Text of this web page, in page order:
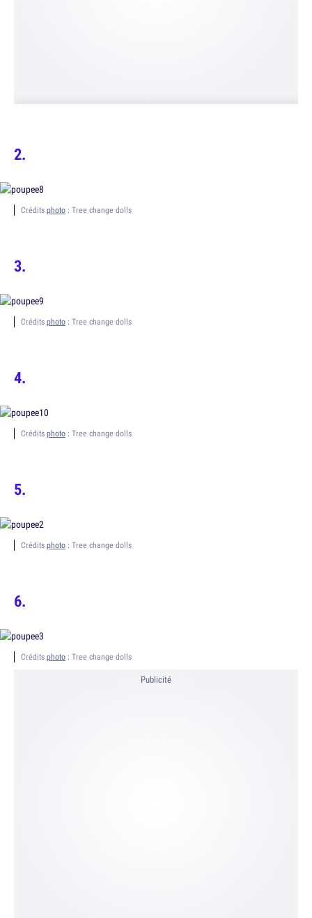
Crédits photo : Tree change dolls
Crédits photo : Tree change dolls
Crédits photo : Tree change dolls
Crédits photo : Tree change dolls
Crédits photo : Tree change dolls
Publicité